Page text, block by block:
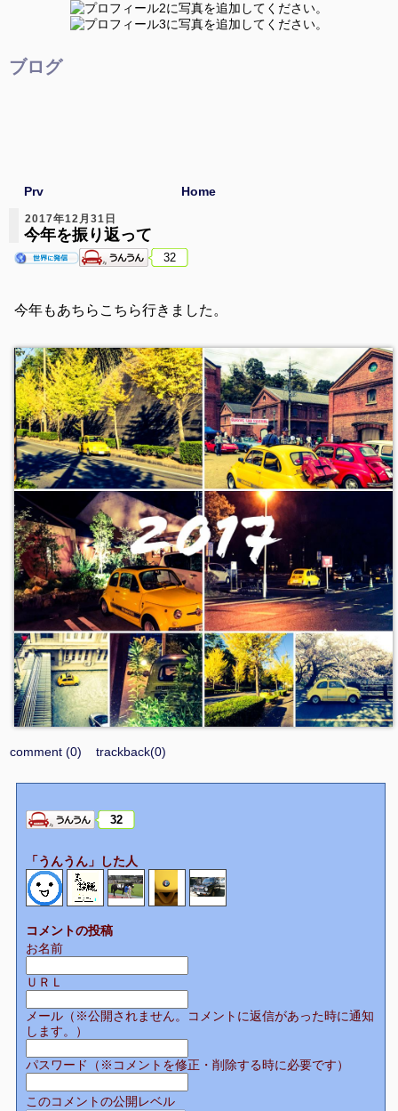
ブログ
Prv Home
2017年12月31日
今年を振り返って
32
今年もあちらこちら行きました。
comment (0) trackback(0)
32
「うんうん」した人
コメントの投稿
お名前
ＵＲＬ
メール（※公開されません。コメントに返信があった時に通知
します。）
パスワード（※コメントを修正・削除する時に必要です）
このコメントの公開レベル